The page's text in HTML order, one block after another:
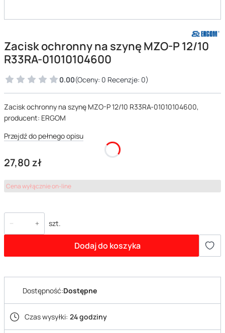
Zacisk ochronny na szynę MZO-P 12/10
R33RA-01010104600
0.00(Oceny: 0 Recenzje: 0)
Zacisk ochronny na szynę MZO-P 12/10 R33RA-01010104600,
producent: ERGOM
Przejdź do pełnego opisu
Cena
27,80 zł
Cena wyłącznie on-line
szt.
Dodaj do koszyka
Dostępność:Dostępne
Czas wysyłki: 24 godziny